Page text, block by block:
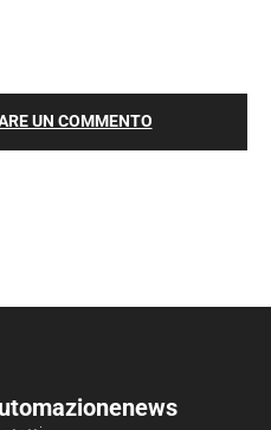
UN COMMENTO